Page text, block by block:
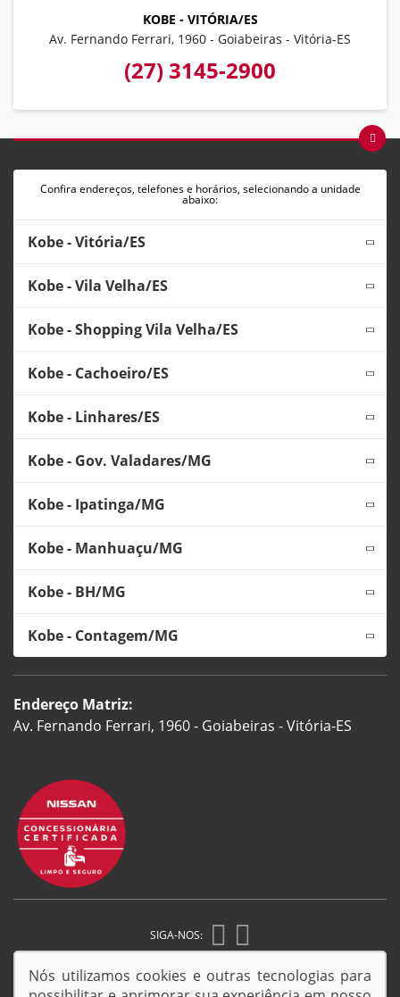
KOBE - VITÓRIA/ES
Av. Fernando Ferrari, 1960 - Goiabeiras - Vitória-ES
(27) 3145-2900
Confira endereços, telefones e horários, selecionando a unidade
abaixo:
Kobe - Vitória/ES
Kobe - Vila Velha/ES
Kobe - Shopping Vila Velha/ES
Kobe - Cachoeiro/ES
Kobe - Linhares/ES
Kobe - Gov. Valadares/MG
Kobe - Ipatinga/MG
Kobe - Manhuaçu/MG
Kobe - BH/MG
Kobe - Contagem/MG
Endereço Matriz:
Av. Fernando Ferrari, 1960 - Goiabeiras - Vitória-ES
SIGA-NOS:
Nós utilizamos cookies e outras tecnologias para